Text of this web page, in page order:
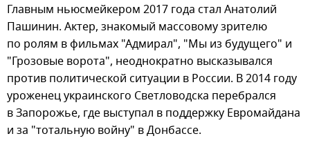
Главным ньюсмейкером 2017 года стал Анатолий
Пашинин. Актер, знакомый массовому зрителю
по ролям в фильмах "Адмирал", "Мы из будущего" и
"Грозовые ворота", неоднократно высказывался
против политической ситуации в России. В 2014 году
уроженец украинского Светловодска перебрался
в Запорожье, где выступал в поддержку Евромайдана
и за "тотальную войну" в Донбассе.